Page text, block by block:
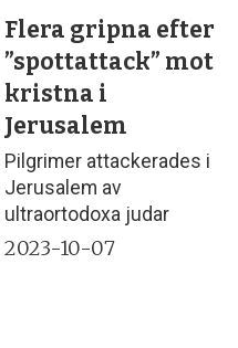
Flera gripna efter
”spottattack” mot
kristna i
Jerusalem
Pilgrimer attackerades i
Jerusalem av
ultraortodoxa judar
2023-10-07